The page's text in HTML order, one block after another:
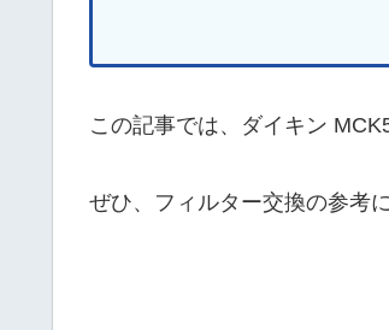
この記事では、ダイキン
ぜひ、フィルター交換の参考に